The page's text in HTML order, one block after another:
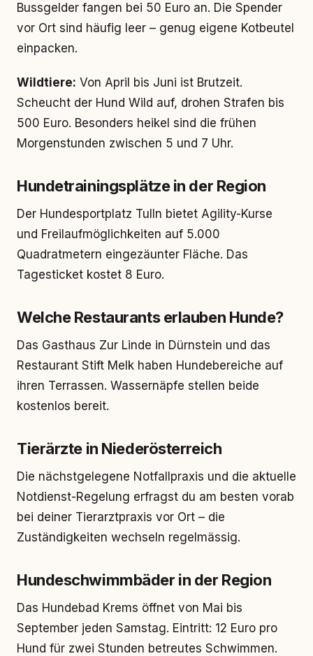
Bussgelder fangen bei 50 Euro an. Die Spender
vor Ort sind häufig leer – genug eigene Kotbeutel
einpacken.
Wildtiere: Von April bis Juni ist Brutzeit.
Scheucht der Hund Wild auf, drohen Strafen bis
500 Euro. Besonders heikel sind die frühen
Morgenstunden zwischen 5 und 7 Uhr.
Hundetrainingsplätze in der Region
Der Hundesportplatz Tulln bietet Agility-Kurse
und Freilaufmöglichkeiten auf 5.000
Quadratmetern eingezäunter Fläche. Das
Tagesticket kostet 8 Euro.
Welche Restaurants erlauben Hunde?
Das Gasthaus Zur Linde in Dürnstein und das
Restaurant Stift Melk haben Hundebereiche auf
ihren Terrassen. Wassernäpfe stellen beide
kostenlos bereit.
Tierärzte in Niederösterreich
Die nächstgelegene Notfallpraxis und die aktuelle
Notdienst-Regelung erfragst du am besten vorab
bei deiner Tierarztpraxis vor Ort – die
Zuständigkeiten wechseln regelmässig.
Hundeschwimmbäder in der Region
Das Hundebad Krems öffnet von Mai bis
September jeden Samstag. Eintritt: 12 Euro pro
Hund für zwei Stunden betreutes Schwimmen.